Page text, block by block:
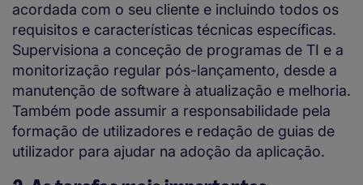
acordada com o seu cliente e incluindo todos os
requisitos e características técnicas específicas.
Supervisiona a conceção de programas de TI e a
monitorização regular pós-lançamento, desde a
manutenção de software à atualização e melhoria.
Também pode assumir a responsabilidade pela
formação de utilizadores e redação de guias de
utilizador para ajudar na adoção da aplicação.